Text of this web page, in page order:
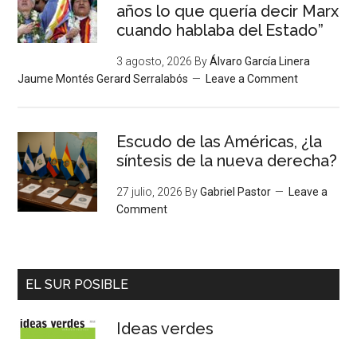
años lo que quería decir Marx
cuando hablaba del Estado”
3 agosto, 2026 ByÁlvaro García Linera
Jaume Montés Gerard Serralabós
Leave a Comment
Escudo de las Américas, ¿la
síntesis de la nueva derecha?
27 julio, 2026 ByGabriel Pastor
Leave a
Comment
EL SUR POSIBLE
Ideas verdes